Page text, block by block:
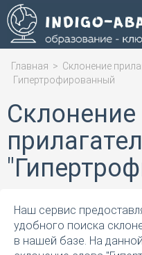
Главная > Склонение
Гипертрофированный
Склонение
Наш сервис
удобного поиска
в нашей базе. На